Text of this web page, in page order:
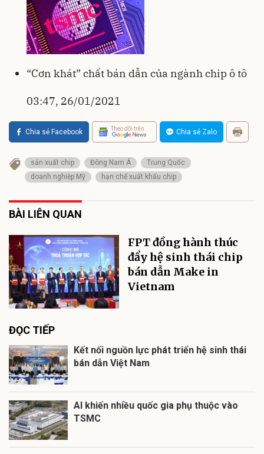
“Cơn khát” chất bán dẫn của ngành chip ô tô
03:47, 26/01/2021
Chia sẻ Facebook Theo dõi trên Chia sẻ Zalo
sản xuất chip Đông Nam Á
Trung Quốc
doanh nghiệp Mỹ
hạn chế xuất khẩu chip
BÀI LIÊN QUAN
FPT đồng hành thúc
đẩy hệ sinh thái chip
bán dẫn Make in
Vietnam
ĐỌC TIẾP
Kết nối nguồn lực phát triển hệ sinh thái
bán dẫn Việt Nam
AI khiến nhiều quốc gia phụ thuộc vào
TSMC